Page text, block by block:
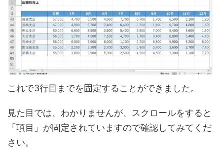
これで3行目までを固定することができました。
見た目では、わかりませんが、スクロールをすると
「項目」が固定されていますので確認してみてくだ
さい。